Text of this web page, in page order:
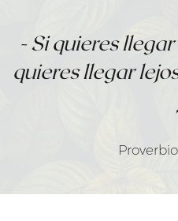
- Si quieres
quieres llegar